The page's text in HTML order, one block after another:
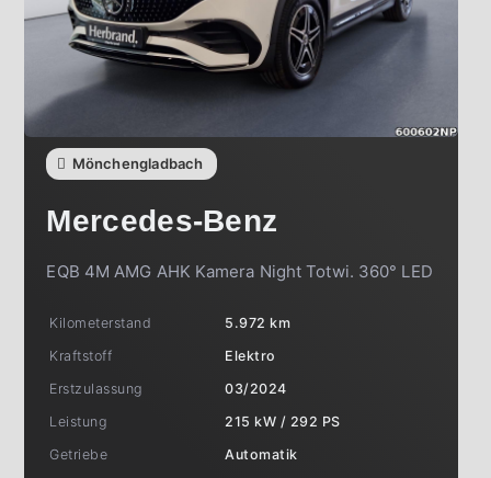
Mönchengladbach
Mercedes-Benz
EQB 4M AMG AHK Kamera Night Totwi. 360° LED
Kilometerstand
5.972 km
Kraftstoff
Elektro
Erstzulassung
03/2024
Leistung
215 kW / 292 PS
Getriebe
Automatik